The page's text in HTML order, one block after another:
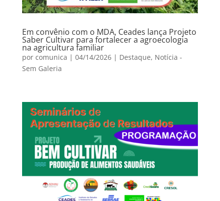
Em convênio com o MDA, Ceades lança Projeto
Saber Cultivar para fortalecer a agroecologia
na agricultura familiar
por comunica | 04/14/2026| Destaque, Notícia -
Sem Galeria